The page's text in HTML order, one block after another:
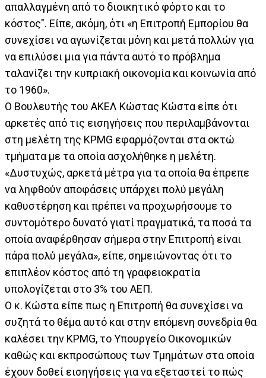
απαλλαγμένη από το διοικητικό φόρτο και το
κόστος". Είπε, ακόμη, ότι «η Επιτροπή Εμπορίου θα
συνεχίσει να αγωνίζεται μόνη και μετά πολλών για
να επιλύσει μια για πάντα αυτό το πρόβλημα
ταλανίζει την κυπριακή οικονομία και κοινωνία από
το 1960».
Ο Βουλευτής του ΑΚΕΛ Κώστας Κώστα είπε ότι
αρκετές από τις εισηγήσεις που περιλαμβάνονται
στη μελέτη της KPMG εφαρμόζονται στα οκτώ
τμήματα με τα οποία ασχολήθηκε η μελέτη.
«Δυστυχώς, αρκετά μέτρα για τα οποία θα έπρεπε
να ληφθούν αποφάσεις υπάρχει πολύ μεγάλη
καθυστέρηση και πρέπει να προχωρήσουμε το
συντομότερο δυνατό γιατί πραγματικά, τα ποσά τα
οποία αναφέρθησαν σήμερα στην Επιτροπή είναι
πάρα πολύ μεγάλα», είπε, σημειώνοντας ότι το
επιπλέον κόστος από τη γραφειοκρατία
υπολογίζεται στο 3% του ΑΕΠ.
Ο κ. Κώστα είπε πως η Επιτροπή θα συνεχίσει να
συζητά το θέμα αυτό και στην επόμενη συνεδρία θα
καλέσει την KPMG, το Υπουργείο Οικονομικών
καθώς και εκπροσώπους των Τμημάτων στα οποία
έχουν δοθεί εισηγήσεις για να εξεταστεί το πώς